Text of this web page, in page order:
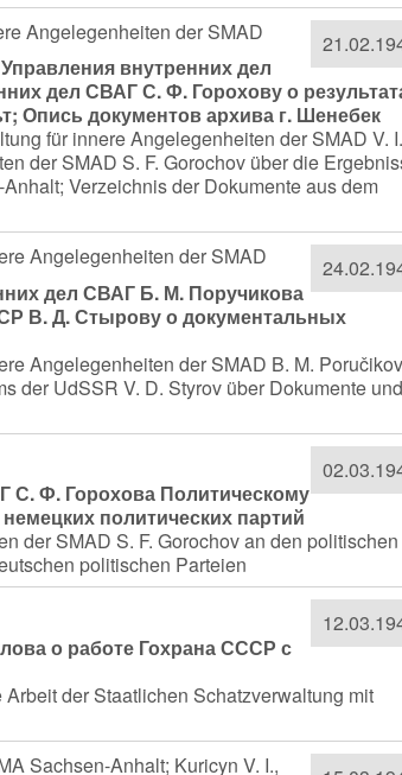
Angelegenheiten der SMAD
внутренних дел
дел СВАГ С. Ф. Горохову о
Опись документов архива г. Шенебек
für innere Angelegenheiten der SMAD V. I.
der SMAD S. F. Gorochov über die
Verzeichnis der Dokumente aus dem
Angelegenheiten der SMAD
дел СВАГ Б. М. Поручикова
В. Д. Стырову о документальных
Angelegenheiten der SMAD B. M. Poručikov
der UdSSR V. D. Styrov über Dokumente und
С. Ф. Горохова Политическому
политических партий
der SMAD S. F. Gorochov an den politischen
politischen Parteien
о работе Гохрана СССР с
der Staatlichen Schatzverwaltung mit
Sachsen-Anhalt; Kuricyn V. I.,